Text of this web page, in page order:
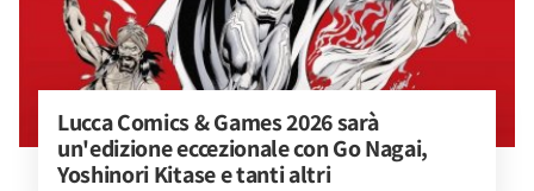
Lucca Comics & Games 2026 sarà
un'edizione eccezionale con Go Nagai,
Yoshinori Kitase e tanti altri